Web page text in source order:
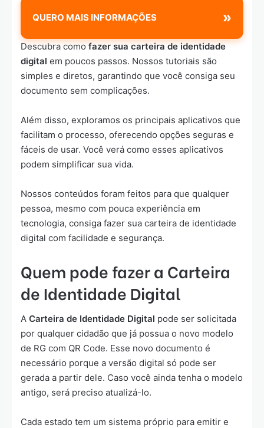
QUERO MAIS INFORMAÇÕES »
Descubra comofazer sua carteira de identidade
digital em poucos passos. Nossos tutoriais são
simples e diretos, garantindo que você consiga seu
documento sem complicações.
Além disso, exploramos os principais aplicativos que
facilitam o processo, oferecendo opções seguras e
fáceis de usar. Você verá como esses aplicativos
podem simplificar sua vida.
Nossos conteúdos foram feitos para que qualquer
pessoa, mesmo com pouca experiência em
tecnologia, consiga fazer sua carteira de identidade
digital com facilidade e segurança.
Quem pode fazer a Carteira
de Identidade Digital
A Carteira de Identidade Digital pode ser solicitada
por qualquer cidadão que já possua o novo modelo
de RG com QR Code. Esse novo documento é
necessário porque a versão digital só pode ser
gerada a partir dele. Caso você ainda tenha o modelo
antigo, será preciso atualizá-lo.
Cada estado tem um sistema próprio para emitir e